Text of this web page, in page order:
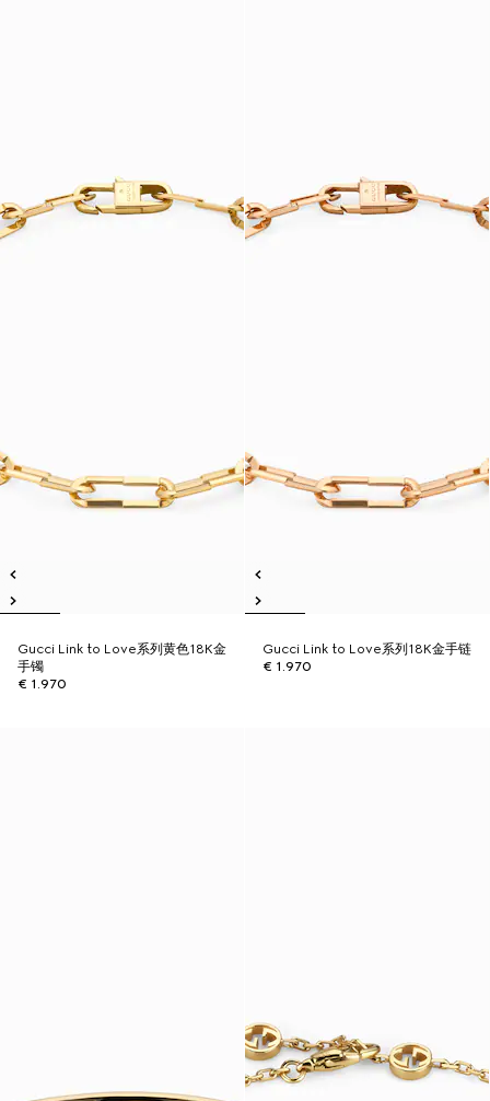
Gucci Link to Love系列黄色18K金
手镯
€ 1.970
Gucci Link to Love系列18K金手链
€ 1.970